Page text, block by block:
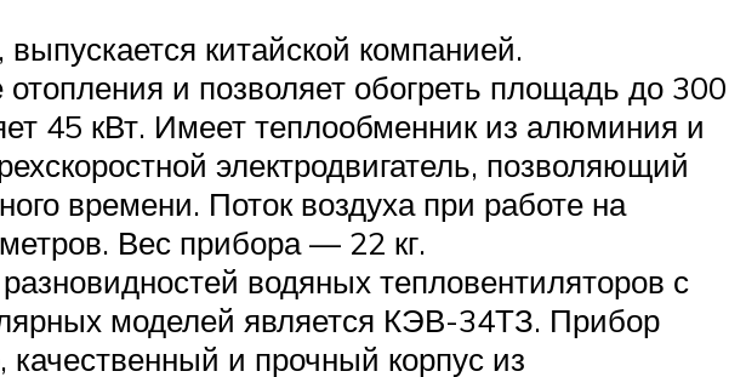
китайской компанией.
и позволяет обогреть площадь до 300
45 кВт. Имеет теплообменник из алюминия и
электродвигатель, позволяющий
времени. Поток воздуха при работе на
Вес прибора — 22 кг.
водяных тепловентиляторов с
моделей является КЭВ-34ТЗ. Прибор
и прочный корпус из